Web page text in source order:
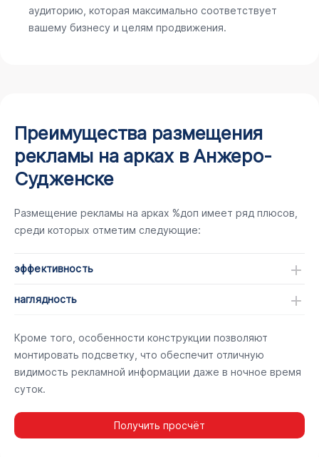
аудиторию, которая максимально соответствует
вашему бизнесу и целям продвижения.
Преимущества размещения
рекламы на арках в Анжеро-
Судженске
Размещение рекламы на арках %доп имеет ряд плюсов,
среди которых отметим следующие:
эффективность
наглядность
Кроме того, особенности конструкции позволяют
монтировать подсветку, что обеспечит отличную
видимость рекламной информации даже в ночное время
суток.
Получить просчёт